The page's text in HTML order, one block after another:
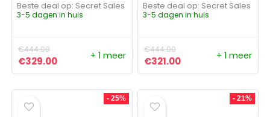
Beste deal op:
Secret Sales
3-5 dagen in huis
€444.00
Oorspronkelijke prijs was: €444.00.
€329.00Huidige prijs is: €329.00.
+ 1 meer
Beste deal op:
Secret Sales
3-5 dagen in huis
€444.00
Oorspronkelijke prijs
€321.00Huidige prijs is:
+ 1 meer
- 25% - 21%